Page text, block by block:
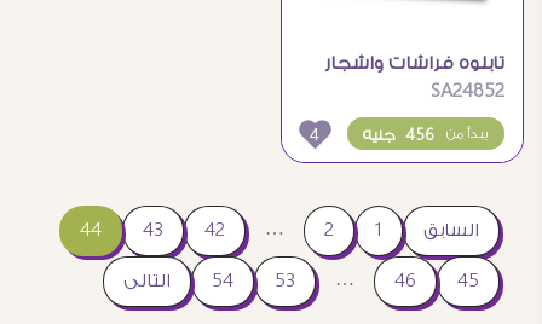
تابلوه فراشات واشجار
ذهبى
SA24852
456 جنيه يبدأ من 4
السابق 1
2
…
42
43
44
45
46
…
53
54 التالى